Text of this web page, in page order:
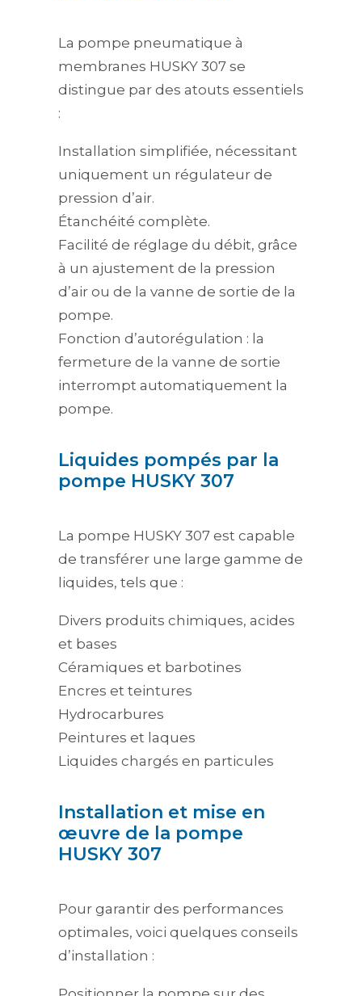
La pompe pneumatique à
membranes HUSKY 307 se
distingue par des atouts essentiels
:
Installation simplifiée, nécessitant
uniquement un régulateur de
pression d’air.
Étanchéité complète.
Facilité de réglage du débit, grâce
à un ajustement de la pression
d’air ou de la vanne de sortie de la
pompe.
Fonction d’autorégulation : la
fermeture de la vanne de sortie
interrompt automatiquement la
pompe.
Liquides pompés par la
pompe HUSKY 307
La pompe HUSKY 307 est capable
de transférer une large gamme de
liquides, tels que :
Divers produits chimiques, acides
et bases
Céramiques et barbotines
Encres et teintures
Hydrocarbures
Peintures et laques
Liquides chargés en particules
Installation et mise en
œuvre de la pompe
HUSKY 307
Pour garantir des performances
optimales, voici quelques conseils
d’installation :